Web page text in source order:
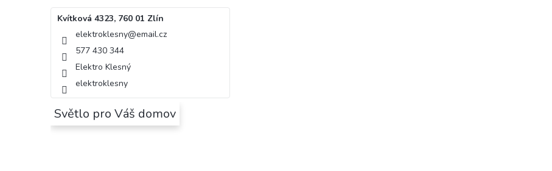
Kvítková 4323, 760 01 Zlín
elektroklesny@email.cz
577 430 344
Elektro Klesný
elektroklesny
Světlo pro Váš domov